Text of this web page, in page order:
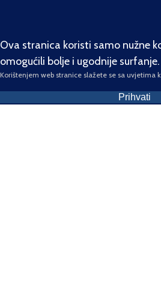
Ova stranica koristi samo nužne
omogućili bolje i ugodnije surfanje.
Korištenjem web stranice slažete se sa uvjetima
Prihvati